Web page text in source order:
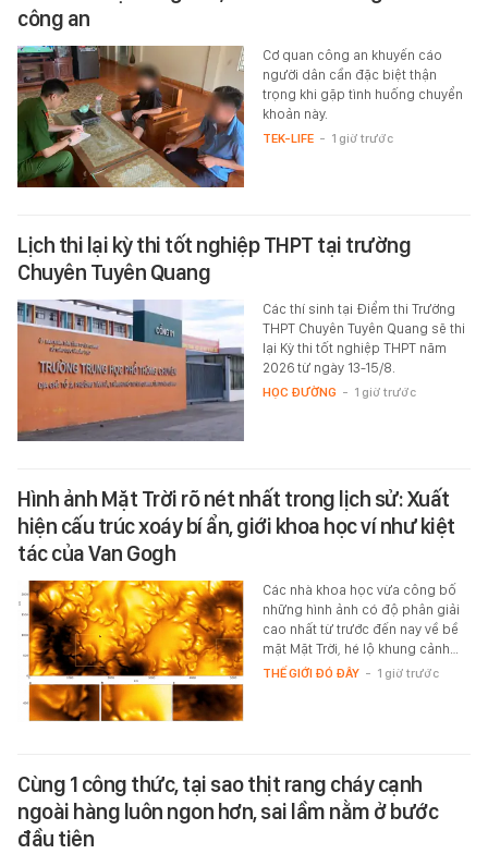
công an
Cơ quan công an khuyến cáo
người dân cần đặc biệt thận
trọng khi gặp tình huống chuyển
khoản này.
TEK-LIFE - 1 giờ trước
Lịch thi lại kỳ thi tốt nghiệp THPT tại trường
Chuyên Tuyên Quang
Các thí sinh tại Điểm thi Trường
THPT Chuyên Tuyên Quang sẽ thi
lại Kỳ thi tốt nghiệp THPT năm
2026 từ ngày 13-15/8.
HỌC ĐƯỜNG - 1 giờ trước
Hình ảnh Mặt Trời rõ nét nhất trong lịch sử: Xuất
hiện cấu trúc xoáy bí ẩn, giới khoa học ví như kiệt
tác của Van Gogh
Các nhà khoa học vừa công bố
những hình ảnh có độ phân giải
cao nhất từ trước đến nay về bề
mặt Mặt Trời, hé lộ khung cảnh…
THẾ GIỚI ĐÓ ĐÂY - 1 giờ trước
Cùng 1 công thức, tại sao thịt rang cháy cạnh
ngoài hàng luôn ngon hơn, sai lầm nằm ở bước
đầu tiên